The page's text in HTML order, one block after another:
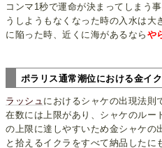
コンマ1秒で運命が決まってしまう
うしようもなくなった時の入水は大
に陥った時、近くに海があるなら や
ポラリス通常潮位における金イ
ラッシュ におけるシャケの出現法則
在数には上限があり、シャケのルー
の上限に達しやすいため金シャケの
と拾えるイクラをすべて納品したに